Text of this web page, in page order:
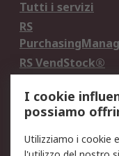
Tutti i servizi
RS
RS VendStock®
Legale
Informativa
I cookie
possiamo
Utilizziamo i cookie